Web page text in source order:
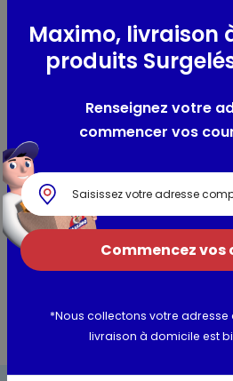
Utilisation et conservation
Composition /
Ingrédients : LAIT de chèvre
Allergènes :Lait
Valeurs nutritionnelles
Informations
Maximo, livraison
produits
Renseignez votre
commencer vos
Commencez vos
*Nous collectons votre adresse
livraison à domicile est